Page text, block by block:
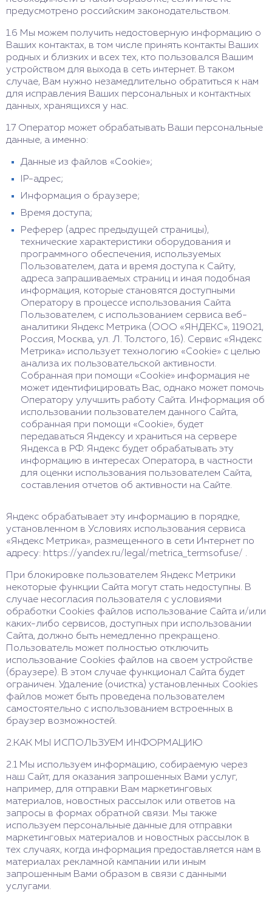
предусмотрено российским законодательством.
1.6 Мы можем получить недостоверную информацию о
Ваших контактах, в том числе принять контакты Ваших
родных и близких и всех тех, кто пользовался Вашим
устройством для выхода в сеть интернет. В таком
случае, Вам нужно незамедлительно обратиться к нам
для исправления Ваших персональных и контактных
данных, хранящихся у нас.
1.7 Оператор может обрабатывать Ваши персональные
данные, а именно:
Данные из файлов «Cookie»;
IP-адрес;
Информация о браузере;
Время доступа;
Реферер (адрес предыдущей страницы),
технические характеристики оборудования и
программного обеспечения, используемых
Пользователем, дата и время доступа к Сайту,
адреса запрашиваемых страниц и иная подобная
информация, которые становятся доступными
Оператору в процессе использования Сайта
Пользователем, с использованием сервиса веб-
аналитики Яндекс Метрика (ООО «ЯНДЕКС», 119021,
Россия, Москва, ул. Л. Толстого, 16). Сервис «Яндекс
Метрика» использует технологию «Cookie» с целью
анализа их пользовательской активности.
Собранная при помощи «Cookie» информация не
может идентифицировать Вас, однако может помочь
Оператору улучшить работу Сайта. Информация об
использовании пользователем данного Сайта,
собранная при помощи «Cookie», будет
передаваться Яндексу и храниться на сервере
Яндекса в РФ. Яндекс будет обрабатывать эту
информацию в интересах Оператора, в частности
для оценки использования пользователем Сайта,
составления отчетов об активности на Сайте.
Яндекс обрабатывает эту информацию в порядке,
установленном в Условиях использования сервиса
«Яндекс Метрика», размещенного в сети Интернет по
адресу: https://yandex.ru/legal/metrica_termsofuse/ .
При блокировке пользователем Яндекс Метрики
некоторые функции Сайта могут стать недоступны. В
случае несогласия пользователя с условиями
обработки Cookies файлов использование Сайта и/или
каких-либо сервисов, доступных при использовании
Сайта, должно быть немедленно прекращено.
Пользователь может полностью отключить
использование Cookies файлов на своем устройстве
(браузере). В этом случае функционал Сайта будет
ограничен. Удаление (очистка) установленных Cookies
файлов может быть проведена пользователем
самостоятельно с использованием встроенных в
браузер возможностей.
2.КАК МЫ ИСПОЛЬЗУЕМ ИНФОРМАЦИЮ
2.1 Мы используем информацию, собираемую через
наш Сайт, для оказания запрошенных Вами услуг,
например, для отправки Вам маркетинговых
материалов, новостных рассылок или ответов на
запросы в формах обратной связи. Мы также
используем персональные данные для отправки
маркетинговых материалов и новостных рассылок в
тех случаях, когда информация предоставляется нам в
материалах рекламной кампании или иным
запрошенным Вами образом в связи с данными
услугами.